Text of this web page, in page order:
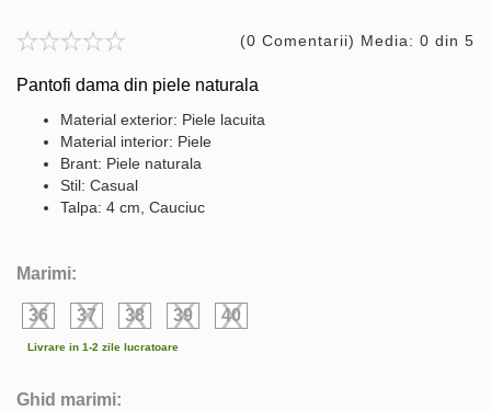
(0 Comentarii) Media: 0 din 5
Pantofi dama din piele naturala
Material exterior: Piele lacuita
Material interior: Piele
Brant: Piele naturala
Stil: Casual
Talpa: 4 cm, Cauciuc
Marimi:
36 37 38 39 40
Livrare in 1-2 zile lucratoare
Ghid marimi: